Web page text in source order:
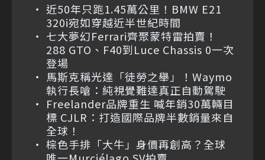
近50年只跑1.45萬公里！BMW E21
320i宛如穿越近半世紀時間
七大夢幻Ferrari齊聚蒙特雷拍賣！
288 GTO、F40到Luce Chassis 0一次
登場
馬斯克稱光達「徒勞之舉」！Waymo
執行長嗆：純視覺難達真正自動駕駛
Freelander品牌重生 喊年銷30萬輛目
標 CJLR：打造國際品牌半數銷量來自
全球！
棕色手排「大牛」身價再創高？全球